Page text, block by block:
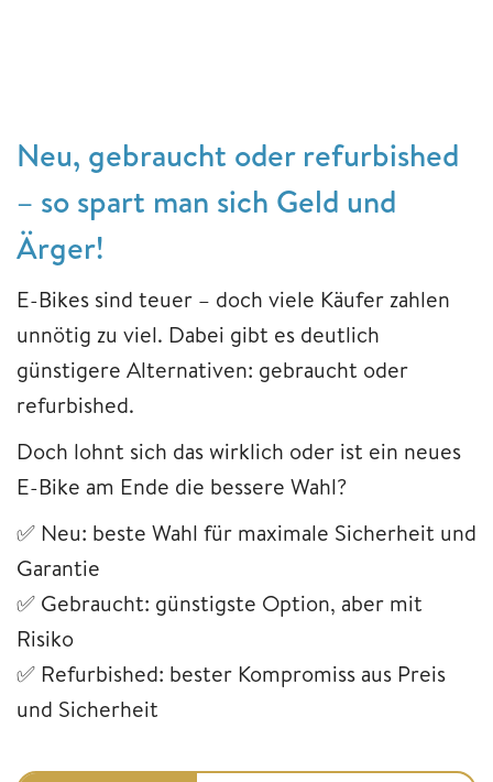
Neu, gebraucht oder refurbished
– so spart man sich Geld und
Ärger!
E-Bikes sind teuer – doch viele Käufer zahlen
unnötig zu viel. Dabei gibt es deutlich
günstigere Alternativen: gebraucht oder
refurbished.
Doch lohnt sich das wirklich oder ist ein neues
E-Bike am Ende die bessere Wahl?
✅ Neu: beste Wahl für maximale Sicherheit und
Garantie
✅ Gebraucht: günstigste Option, aber mit
Risiko
✅ Refurbished: bester Kompromiss aus Preis
und Sicherheit